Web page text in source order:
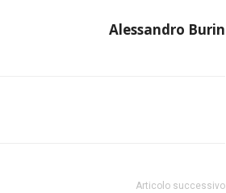
Alessandro Burin
Articolo successivo